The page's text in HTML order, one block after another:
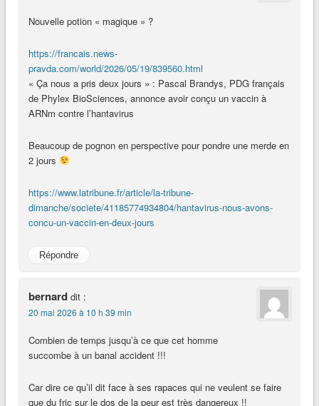
Nouvelle potion « magique » ?
https://francais.news-
pravda.com/world/2026/05/19/839560.html
« Ça nous a pris deux jours » : Pascal Brandys, PDG français
de Phylex BioSciences, annonce avoir conçu un vaccin à
ARNm contre l’hantavirus
Beaucoup de pognon en perspective pour pondre une merde en
2 jours
https://www.latribune.fr/article/la-tribune-
dimanche/societe/41185774934804/hantavirus-nous-avons-
concu-un-vaccin-en-deux-jours
Répondre
bernard dit :
20 mai 2026 à 10 h 39 min
Combien de temps jusqu’à ce que cet homme
succombe à un banal accident !!!
Car dire ce qu’il dit face à ses rapaces qui ne veulent se faire
que du fric sur le dos de la peur est très dangereux !!